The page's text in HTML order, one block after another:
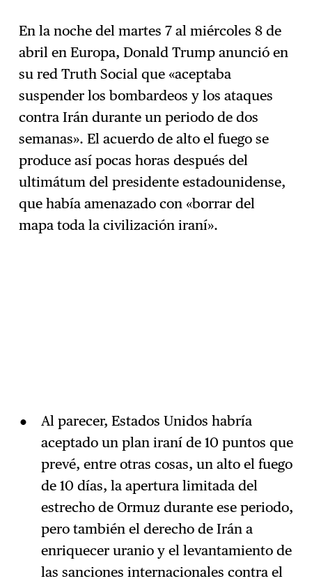
→ Suscríbase
En la noche del martes 7 al miércoles 8 de
abril en Europa, Donald Trump anunció en
su red Truth Social que «aceptaba
suspender los bombardeos y los ataques
contra Irán durante un periodo de dos
semanas». El acuerdo de alto el fuego se
produce así pocas horas después del
ultimátum del presidente estadounidense,
que había amenazado con «borrar del
mapa toda la civilización iraní».
Al parecer, Estados Unidos habría
aceptado un plan iraní de 10 puntos que
prevé, entre otras cosas, un alto el fuego
de 10 días, la apertura limitada del
estrecho de Ormuz durante ese periodo,
pero también el derecho de Irán a
enriquecer uranio y el levantamiento de
las sanciones internacionales contra el